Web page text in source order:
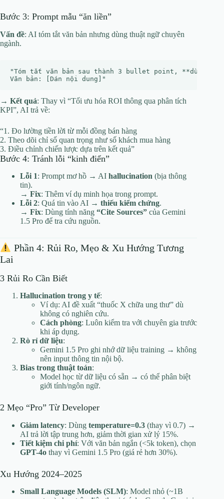
Bước 3: Prompt mẫu “ăn liền”
Vấn đề: AI tóm tắt văn bản nhưng dùng thuật ngữ chuyên
ngành.
"Tóm tắt văn bản sau thành 3 bullet point, **dùng
→ Kết quả: Thay vì “Tối ưu hóa ROI thông qua phân tích
KPI”, AI trả về:
“1. Đo lường tiền lời từ mỗi đồng bán hàng
2. Theo dõi chỉ số quan trọng như số khách mua hàng
3. Điều chỉnh chiến lược dựa trên kết quả”
Bước 4: Tránh lỗi “kinh điển”
Lỗi 1: Prompt mơ hồ → AI hallucination (bịa thông
tin).
→ Fix: Thêm ví dụ minh họa trong prompt.
Lỗi 2: Quá tin vào AI → thiếu kiểm chứng.
→ Fix: Dùng tính năng “Cite Sources” của Gemini
1.5 Pro để tra cứu nguồn.
Phần 4: Rủi Ro, Mẹo & Xu Hướng Tương
Lai
3 Rủi Ro Cần Biết
Hallucination trong y tế:
Ví dụ: AI đề xuất “thuốc X chữa ung thư” dù
không có nghiên cứu.
Cách phòng: Luôn kiểm tra với chuyên gia trước
khi áp dụng.
Rò rỉ dữ liệu:
Gemini 1.5 Pro ghi nhớ dữ liệu training → không
nên input thông tin nội bộ.
Bias trong thuật toán:
Model học từ dữ liệu có sẵn → có thể phân biệt
giới tính/ngôn ngữ.
2 Mẹo “Pro” Từ Developer
Giảm latency: Dùng temperature=0.3 (thay vì 0.7) →
AI trả lời tập trung hơn, giảm thời gian xử lý 15%.
Tiết kiệm chi phí: Với văn bản ngắn (<5k token), chọn
GPT-4o thay vì Gemini 1.5 Pro (giá rẻ hơn 30%).
Xu Hướng 2024–2025
Small Language Models (SLM): Model nhỏ (~1B